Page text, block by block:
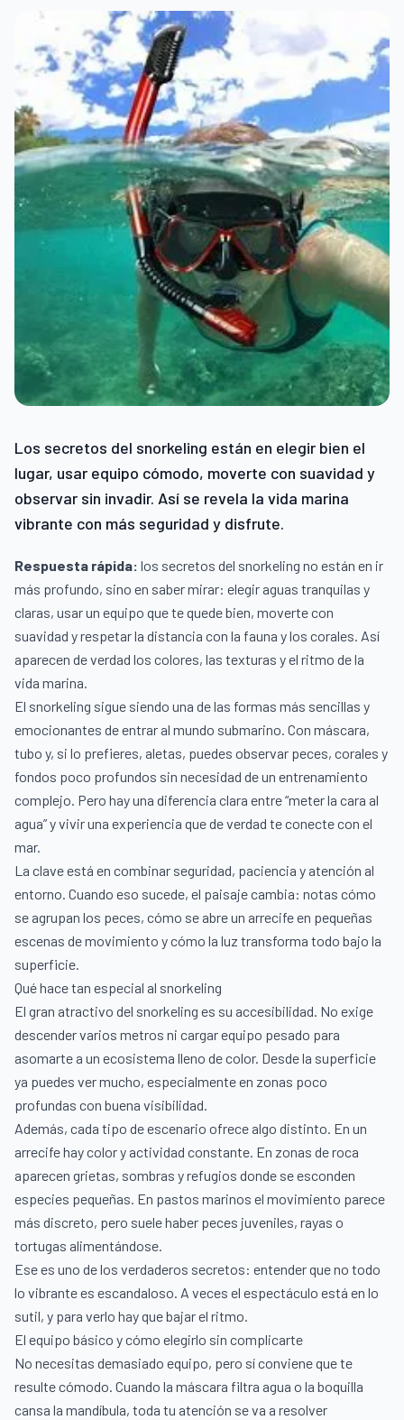
Los secretos del snorkeling están en elegir bien el
lugar, usar equipo cómodo, moverte con suavidad y
observar sin invadir. Así se revela la vida marina
vibrante con más seguridad y disfrute.
Respuesta rápida: los secretos del snorkeling no están en ir
más profundo, sino en saber mirar: elegir aguas tranquilas y
claras, usar un equipo que te quede bien, moverte con
suavidad y respetar la distancia con la fauna y los corales. Así
aparecen de verdad los colores, las texturas y el ritmo de la
vida marina.
El snorkeling sigue siendo una de las formas más sencillas y
emocionantes de entrar al mundo submarino. Con máscara,
tubo y, si lo prefieres, aletas, puedes observar peces, corales y
fondos poco profundos sin necesidad de un entrenamiento
complejo. Pero hay una diferencia clara entre “meter la cara al
agua” y vivir una experiencia que de verdad te conecte con el
mar.
La clave está en combinar seguridad, paciencia y atención al
entorno. Cuando eso sucede, el paisaje cambia: notas cómo
se agrupan los peces, cómo se abre un arrecife en pequeñas
escenas de movimiento y cómo la luz transforma todo bajo la
superficie.
Qué hace tan especial al snorkeling
El gran atractivo del snorkeling es su accesibilidad. No exige
descender varios metros ni cargar equipo pesado para
asomarte a un ecosistema lleno de color. Desde la superficie
ya puedes ver mucho, especialmente en zonas poco
profundas con buena visibilidad.
Además, cada tipo de escenario ofrece algo distinto. En un
arrecife hay color y actividad constante. En zonas de roca
aparecen grietas, sombras y refugios donde se esconden
especies pequeñas. En pastos marinos el movimiento parece
más discreto, pero suele haber peces juveniles, rayas o
tortugas alimentándose.
Ese es uno de los verdaderos secretos: entender que no todo
lo vibrante es escandaloso. A veces el espectáculo está en lo
sutil, y para verlo hay que bajar el ritmo.
El equipo básico y cómo elegirlo sin complicarte
No necesitas demasiado equipo, pero sí conviene que te
resulte cómodo. Cuando la máscara filtra agua o la boquilla
cansa la mandíbula, toda tu atención se va a resolver